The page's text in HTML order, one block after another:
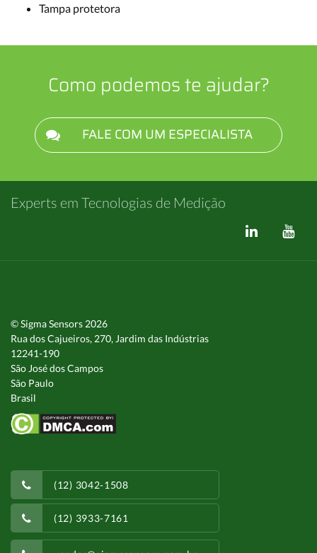
Tampa protetora
Como podemos te ajudar?
FALE COM UM ESPECIALISTA
Experts em Tecnologias de Medição
© Sigma Sensors 2026
Rua dos Cajueiros, 270, Jardim das Indústrias
12241-190
São José dos Campos
São Paulo
Brasil
(12) 3042-1508
(12) 3933-7161